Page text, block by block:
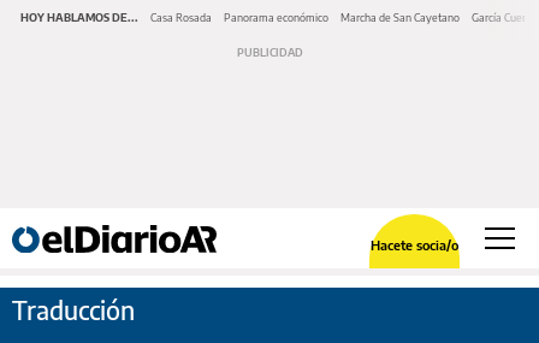
HOY HABLAMOS DE... Casa Rosada Panorama económico Marcha de San Cayetano García Cuerva
Hacete socia/o
Traducción